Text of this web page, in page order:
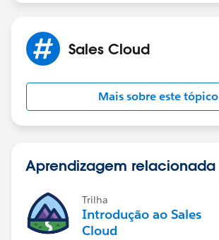
Sales Cloud
Mais sobre este tópico
Aprendizagem relacionada
Trilha
Introdução ao Sales
Cloud